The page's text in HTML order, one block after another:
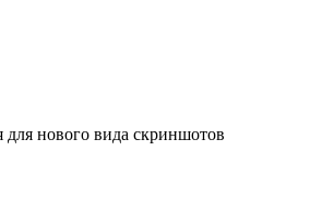
нового вида скриншотов